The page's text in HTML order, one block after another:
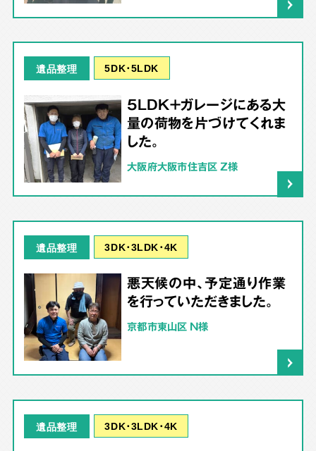
遺品整理 5DK･5LDK
5LDK＋ガレージにある大
量の荷物を片づけてくれま
した。
大阪府大阪市住吉区 Z様
遺品整理 3DK･3LDK･4K
悪天候の中、予定通り作業
を行っていただきました。
京都市東山区 N様
遺品整理 3DK･3LDK･4K